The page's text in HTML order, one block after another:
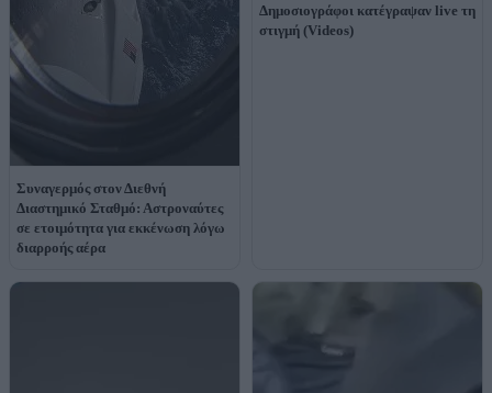
Συναγερμός στον Διεθνή
Διαστημικό Σταθμό: Αστροναύτες
σε ετοιμότητα για εκκένωση λόγω
διαρροής αέρα
Δημοσιογράφοι κατέγραψαν live τη
στιγμή (Videos)